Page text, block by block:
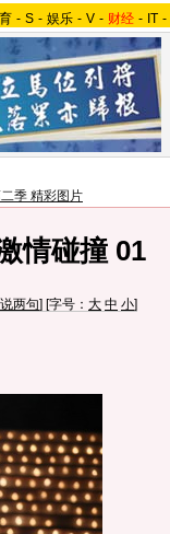
- S - 娱乐 - V - 财经 - IT -
二季 精彩图片
情碰撞 01
两句] [字号： 大 中 小]